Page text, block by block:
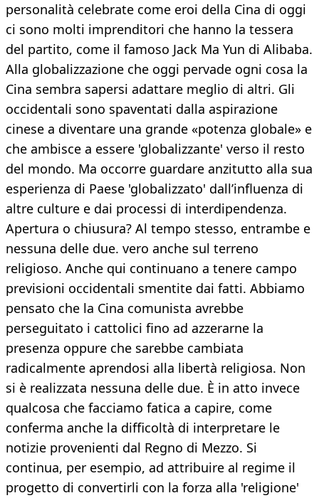
personalità celebrate come eroi della Cina di oggi
ci sono molti imprenditori che hanno la tessera
del partito, come il famoso Jack Ma Yun di Alibaba.
Alla globalizzazione che oggi pervade ogni cosa la
Cina sembra sapersi adattare meglio di altri. Gli
occidentali sono spaventati dalla aspirazione
cinese a diventare una grande «potenza globale» e
che ambisce a essere 'globalizzante' verso il resto
del mondo. Ma occorre guardare anzitutto alla sua
esperienza di Paese 'globalizzato' dall’influenza di
altre culture e dai processi di interdipendenza.
Apertura o chiusura? Al tempo stesso, entrambe e
nessuna delle due. vero anche sul terreno
religioso. Anche qui continuano a tenere campo
previsioni occidentali smentite dai fatti. Abbiamo
pensato che la Cina comunista avrebbe
perseguitato i cattolici fino ad azzerarne la
presenza oppure che sarebbe cambiata
radicalmente aprendosi alla libertà religiosa. Non
si è realizzata nessuna delle due. È in atto invece
qualcosa che facciamo fatica a capire, come
conferma anche la difficoltà di interpretare le
notizie provenienti dal Regno di Mezzo. Si
continua, per esempio, ad attribuire al regime il
progetto di convertirli con la forza alla 'religione'